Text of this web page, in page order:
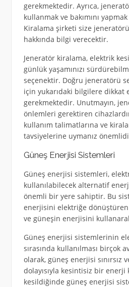
gerekmektedir. Ayrıca,
kullanmak ve bakımını
Kiralama şirketi size
hakkında bilgi verecektir.
Jeneratör kiralama, elektrik
günlük yaşamınızı
seçenektir. Doğru jeneratörü
için yukarıdaki bilgilere dikkat
gerekmektedir. Unutmayın,
önlemleri gerektiren
kullanım talimatlarına ve
tavsiyelerine uymanız
Güneş Enerjisi Sistemleri
Güneş enerjisi sistemleri,
kullanılabilecek alternatif
önemli bir yere sahiptir. Bu
enerjisini elektriğe
ve güneşin enerjisini
Güneş enerjisi sistemlerinin
sırasında kullanılması birçok
olarak, güneş enerjisi sınırsız
dolayısıyla kesintisiz bir enerji
kesildiğinde güneş enerjisi